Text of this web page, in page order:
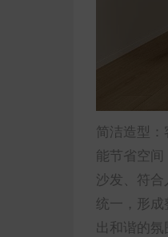
简洁造型
能节省空
沙发、符
统一，形
出和谐的氛